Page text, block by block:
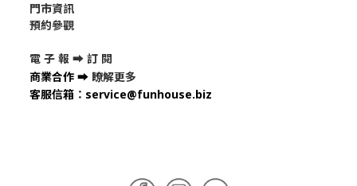
門市資訊
預約參觀
電 子 報 ➡ 訂 閱
商業合作 ➡ 瞭解更多
客服信箱 ： service@funhouse.biz